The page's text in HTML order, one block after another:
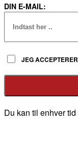
DIN E-MAIL:
JEG
Du kan til enhver